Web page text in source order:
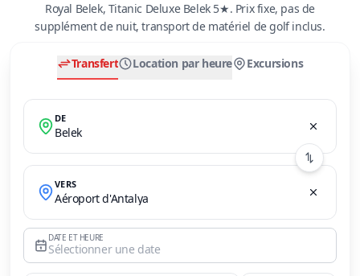
Royal Belek, Titanic Deluxe Belek 5★. Prix fixe, pas de
supplément de nuit, transport de matériel de golf inclus.
Transfert Location par heure Excursions
DE
Belek
VERS
Aéroport d'Antalya
DATE ET HEURE
Sélectionner une date